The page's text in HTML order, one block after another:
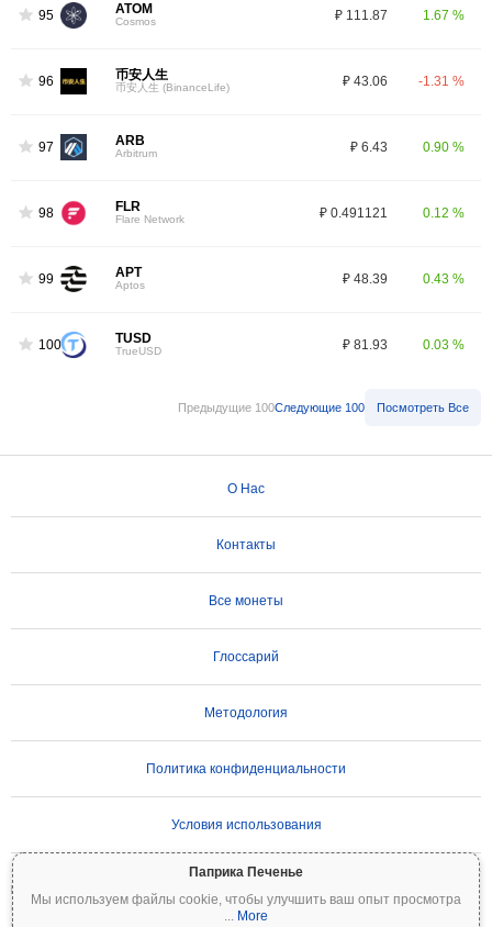
Паприка Печенье
Мы используем файлы cookie, чтобы улучшить ваш опыт просмотра
... More
95 ATOM
Cosmos ₽ 111.87 1.67 %
96 币安人生
币安人生 (BinanceLife) ₽ 43.06 -1.31 %
97 ARB
Arbitrum ₽ 6.43 0.90 %
98 FLR
Flare Network ₽ 0.491121 0.12 %
99 APT
Aptos ₽ 48.39 0.43 %
100 TUSD
TrueUSD ₽ 81.93 0.03 %
Предыдущие 100Следующие 100 Посмотреть Все
О Нас
Контакты
Все монеты
Глоссарий
Методология
Политика конфиденциальности
Условия использования
ВАЖНОЕ ПРЕДУПРЕЖДЕНИЕ:
волатильностью и сопряжены со значительными рисками. Вы можете потерять